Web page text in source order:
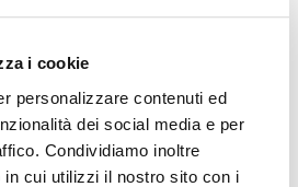
i cookie
personalizzare contenuti ed
dei social media e per
Condividiamo inoltre
in cui utilizzi il nostro sito con i